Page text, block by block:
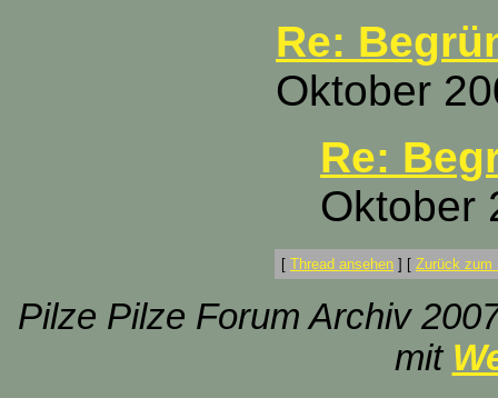
Re:
Oktober
Re:
Oktober
[ Thread ansehen ] [ Zurück zum
Pilze Pilze Forum Archiv
mit